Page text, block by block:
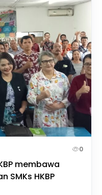
0
membawa
SMKs HKBP